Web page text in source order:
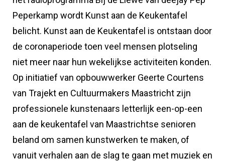
Peperkamp wordt Kunst aan de Keukentafel
belicht. Kunst aan de Keukentafel is ontstaan door
de coronaperiode toen veel mensen plotseling
niet meer naar hun wekelijkse activiteiten konden.
Op initiatief van opbouwwerker Geerte Courtens
van Trajekt en Cultuurmakers Maastricht zijn
professionele kunstenaars letterlijk een-op-een
aan de keukentafel van Maastrichtse senioren
beland om samen kunstwerken te maken, of
vanuit verhalen aan de slag te gaan met muziek en